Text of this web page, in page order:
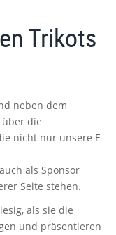
Trikots
neben dem
die
nicht nur unsere E-
als Sponsor
Seite stehen.
als sie die
und präsentieren